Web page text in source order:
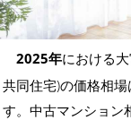
2025年における
共同住宅)の価格相場
す。中古マンション